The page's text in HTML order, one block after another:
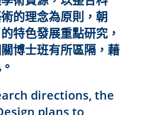
的理念為原則，朝
特色發展重點研究，
博士班有所區隔，藉
directions, the
plans to